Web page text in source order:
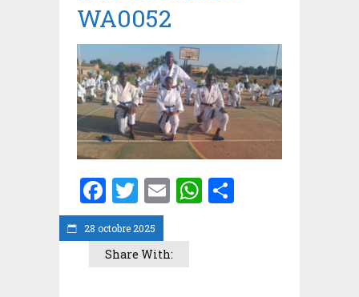
28 octobre 2025
WA0052
Facebook
Twitter
EmailWhatsApp
Share With: